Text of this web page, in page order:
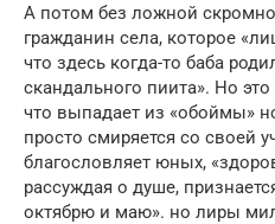
А потом без ложной
гражданин села, которое
что здесь когда-то баба
скандального пиита». Но
что выпадает из «обоймы»
просто смиряется со своей
благословляет юных,
рассуждая о душе,
октябрю и маю». но лиры